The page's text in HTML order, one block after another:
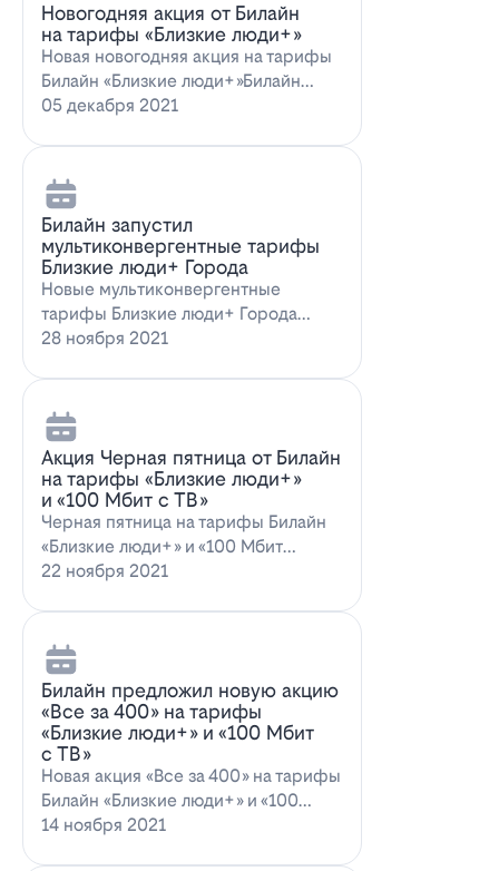
Новогодняя акция от Билайн
на тарифы «Близкие люди+»
Новая новогодняя акция на тарифы
Билайн «Близкие люди+»Билайн
предлагает новогоднее пред…
05 декабря 2021
Билайн запустил
мультиконвергентные тарифы
Близкие люди+ Города
Новые мультиконвергентные
тарифы Близкие люди+ Города
от БилайнОператор Билайн радует
28 ноября 2021
Акция Черная пятница от Билайн
на тарифы «Близкие люди+»
и «100 Мбит с ТВ»
Черная пятница на тарифы Билайн
«Близкие люди+» и «100 Мбит
с ТВ»Билайн пред…
22 ноября 2021
Билайн предложил новую акцию
«Все за 400» на тарифы
«Близкие люди+» и «100 Мбит
с ТВ»
Новая акция «Все за 400» на тарифы
Билайн «Близкие люди+» и «100
Мбит…
14 ноября 2021